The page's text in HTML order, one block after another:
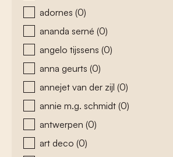
adornes (0)
ananda serné (0)
angelo tijssens (0)
anna geurts (0)
annejet van der zijl (0)
annie m.g. schmidt (0)
antwerpen (0)
art deco (0)